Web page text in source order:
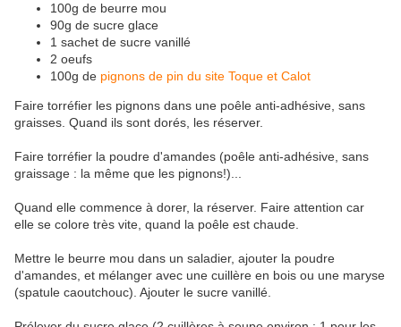
100g de beurre mou
90g de sucre glace
1 sachet de sucre vanillé
2 oeufs
100g de pignons de pin du site Toque et Calot
Faire torréfier les pignons dans une poêle anti-adhésive, sans
graisses. Quand ils sont dorés, les réserver.
Faire torréfier la poudre d'amandes (poêle anti-adhésive, sans
graissage : la même que les pignons!)...
Quand elle commence à dorer, la réserver. Faire attention car
elle se colore très vite, quand la poêle est chaude.
Mettre le beurre mou dans un saladier, ajouter la poudre
d'amandes, et mélanger avec une cuillère en bois ou une maryse
(spatule caoutchouc). Ajouter le sucre vanillé.